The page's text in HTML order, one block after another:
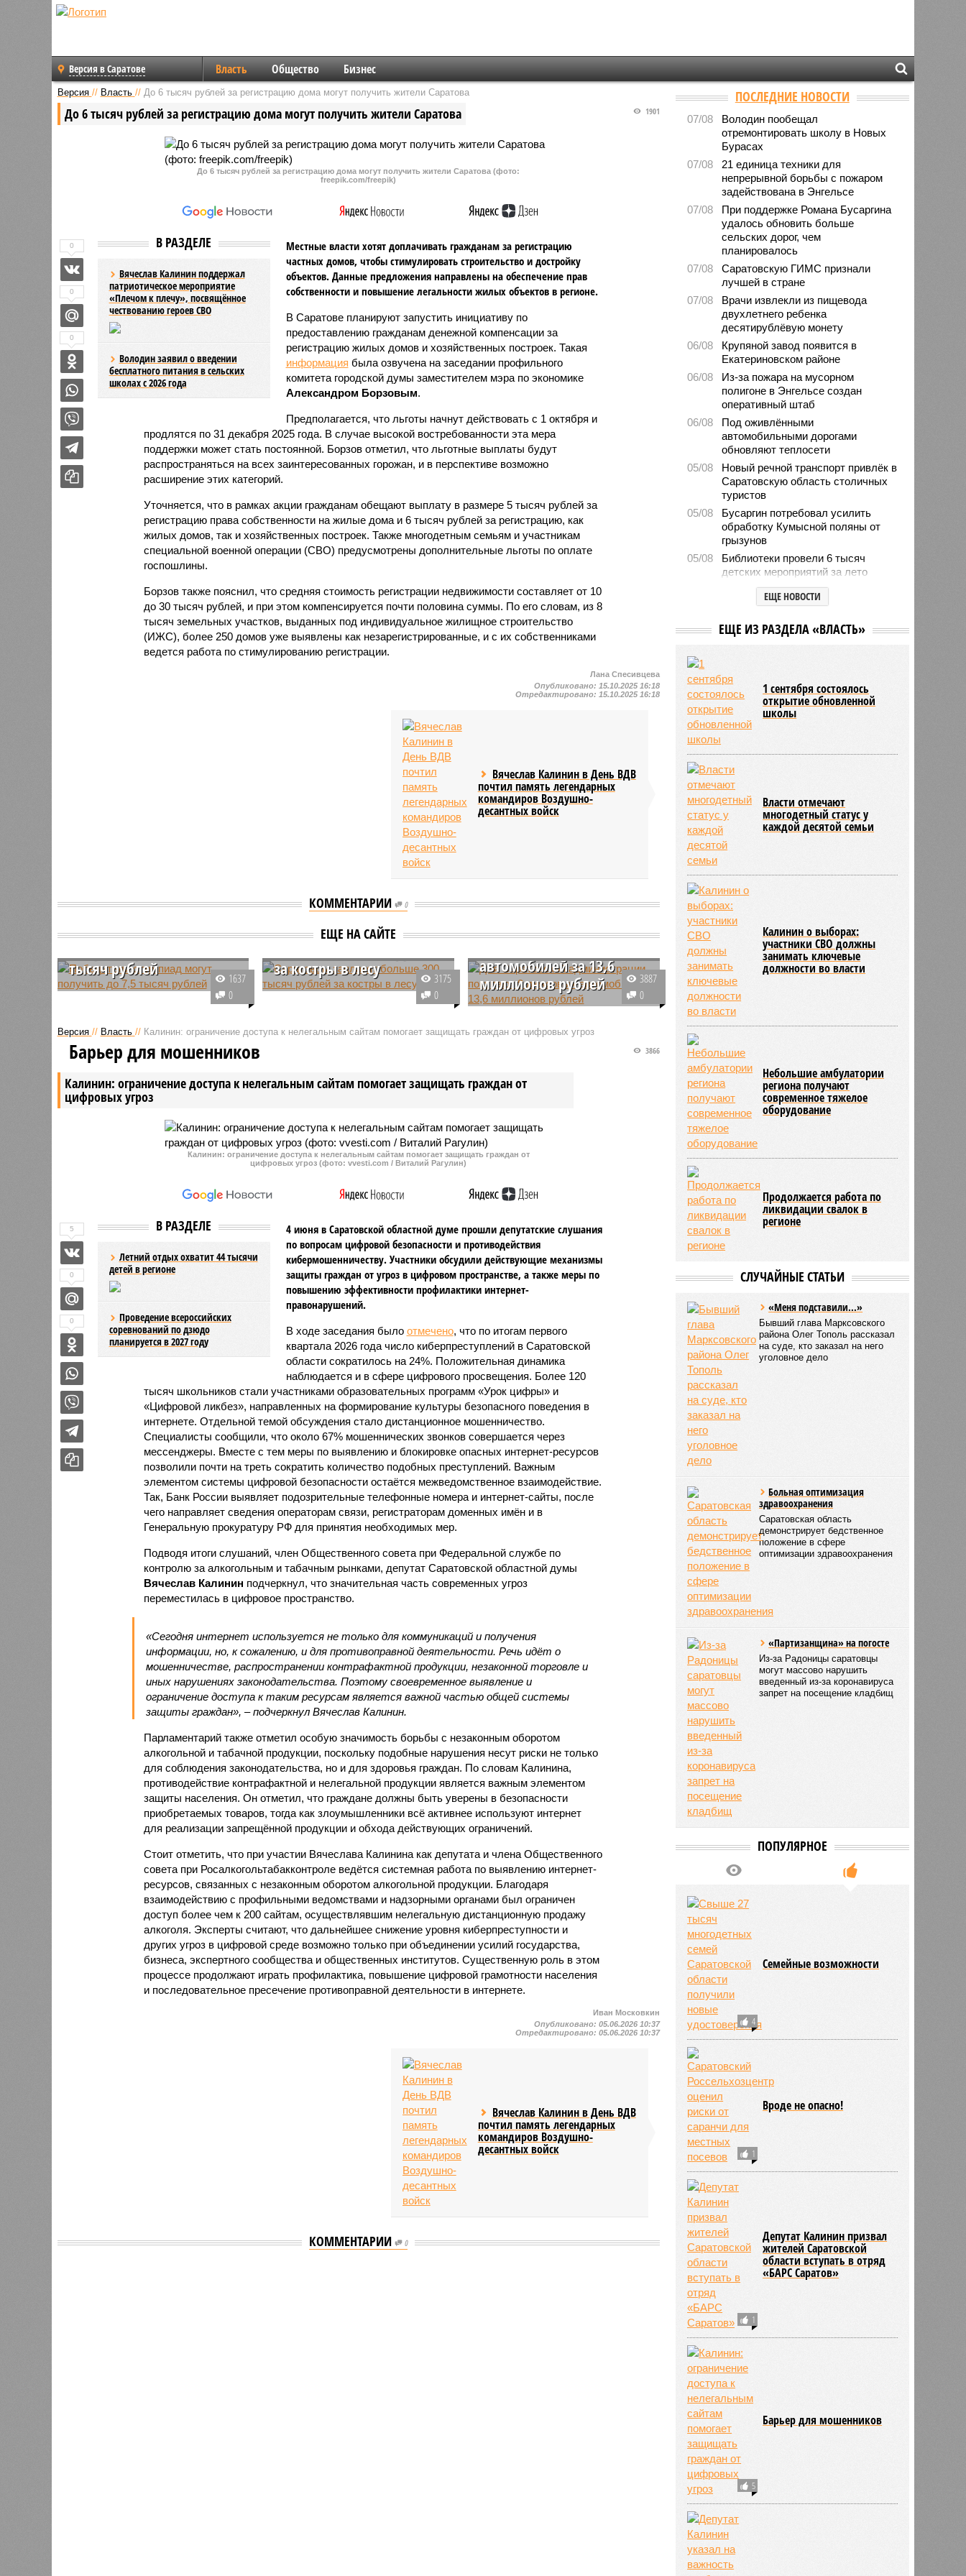
Версия в Саратове Власть Общество Бизнес
Версия // Власть // До 6 тысяч рублей за регистрацию дома могут получить жители Саратова
До 6 тысяч рублей за регистрацию дома могут получить жители Саратова 1901
До 6 тысяч рублей за регистрацию дома могут получить жители Саратова (фото:
freepik.com/freepik)
В РАЗДЕЛЕ
Вячеслав Калинин поддержал
патриотическое мероприятие
«Плечом к плечу», посвящённое
чествованию героев СВО
Володин заявил о введении
бесплатного питания в сельских
школах с 2026 года
Местные власти хотят доплачивать гражданам за регистрацию
частных домов, чтобы стимулировать строительство и достройку
объектов. Данные предложения направлены на обеспечение прав
собственности и повышение легальности жилых объектов в регионе.
В Саратове планируют запустить инициативу по
предоставлению гражданам денежной компенсации за
регистрацию жилых домов и хозяйственных построек. Такая
информация была озвучена на заседании профильного
комитета городской думы заместителем мэра по экономике
Александром Борзовым.
Предполагается, что льготы начнут действовать с 1 октября и
продлятся по 31 декабря 2025 года. В случае высокой востребованности эта мера
поддержки может стать постоянной. Борзов отметил, что льготные выплаты будут
распространяться на всех заинтересованных горожан, и в перспективе возможно
расширение этих категорий.
Уточняется, что в рамках акции гражданам обещают выплату в размере 5 тысяч рублей за
регистрацию права собственности на жилые дома и 6 тысяч рублей за регистрацию, как
жилых домов, так и хозяйственных построек. Также многодетным семьям и участникам
специальной военной операции (СВО) предусмотрены дополнительные льготы по оплате
госпошлины.
Борзов также пояснил, что средняя стоимость регистрации недвижимости составляет от 10
до 30 тысяч рублей, и при этом компенсируется почти половина суммы. По его словам, из 8
тысяч земельных участков, выданных под индивидуальное жилищное строительство
(ИЖС), более 250 домов уже выявлены как незарегистрированные, и с их собственниками
ведется работа по стимулированию регистрации.
0
0
0
Лана Спесивцева
Опубликовано: 15.10.2025 16:18
Отредактировано: 15.10.2025 16:18
Вячеслав Калинин в День ВДВ
почтил память легендарных
командиров Воздушно-
десантных войск
КОММЕНТАРИИ 0
ЕЩЕ НА САЙТЕ
Победители олимпиад
тысяч рублей
В Саратове реализуется
успехи на Всероссийской
олимпиаде.
1637
0
Саратовцы заплатят
за костры в лесу
Граждан Саратовской области с
противопожарного режима на
разведение констров и
3175
0
Для Саратовской
администрации
автомобилей за 13,6
миллионов рублей
МКУ «Транспортное управление»
администрации Саратова)
собирается приобрести 8
3887
0
Версия // Власть // Калинин: ограничение доступа к нелегальным сайтам помогает защищать граждан от цифровых угроз
Калинин: ограничение доступа к нелегальным сайтам помогает защищать граждан от
цифровых угроз
3866
Барьер для мошенников
Калинин: ограничение доступа к нелегальным сайтам помогает защищать граждан от
цифровых угроз (фото: vvesti.com / Виталий Рагулин)
В РАЗДЕЛЕ
Летний отдых охватит 44 тысячи
детей в регионе
Проведение всероссийских
соревнований по дзюдо
планируется в 2027 году
4 июня в Саратовской областной думе прошли депутатские слушания
по вопросам цифровой безопасности и противодействия
кибермошенничеству. Участники обсудили действующие механизмы
защиты граждан от угроз в цифровом пространстве, а также меры по
повышению эффективности профилактики интернет-
правонарушений.
В ходе заседания было отмечено, что по итогам первого
квартала 2026 года число киберпреступлений в Саратовской
области сократилось на 24%. Положительная динамика
наблюдается и в сфере цифрового просвещения. Более 120
тысяч школьников стали участниками образовательных программ «Урок цифры» и
«Цифровой ликбез», направленных на формирование культуры безопасного поведения в
интернете. Отдельной темой обсуждения стало дистанционное мошенничество.
Специалисты сообщили, что около 67% мошеннических звонков совершается через
мессенджеры. Вместе с тем меры по выявлению и блокировке опасных интернет-ресурсов
позволили почти на треть сократить количество подобных преступлений. Важным
элементом системы цифровой безопасности остаётся межведомственное взаимодействие.
Так, Банк России выявляет подозрительные телефонные номера и интернет-сайты, после
чего направляет сведения операторам связи, регистраторам доменных имён и в
Генеральную прокуратуру РФ для принятия необходимых мер.
Подводя итоги слушаний, член Общественного совета при Федеральной службе по
контролю за алкогольным и табачным рынками, депутат Саратовской областной думы
Вячеслав Калинин подчеркнул, что значительная часть современных угроз
переместилась в цифровое пространство.
«Сегодня интернет используется не только для коммуникаций и получения
информации, но, к сожалению, и для противоправной деятельности. Речь идёт о
мошенничестве, распространении контрафактной продукции, незаконной торговле и
иных нарушениях законодательства. Поэтому своевременное выявление и
ограничение доступа к таким ресурсам является важной частью общей системы
защиты граждан», – подчеркнул Вячеслав Калинин.
Парламентарий также отметил особую значимость борьбы с незаконным оборотом
алкогольной и табачной продукции, поскольку подобные нарушения несут риски не только
для соблюдения законодательства, но и для здоровья граждан. По словам Калинина,
противодействие контрафактной и нелегальной продукции является важным элементом
защиты населения. Он отметил, что граждане должны быть уверены в безопасности
приобретаемых товаров, тогда как злоумышленники всё активнее используют интернет
для реализации запрещённой продукции и обхода действующих ограничений.
Стоит отметить, что при участии Вячеслава Калинина как депутата и члена Общественного
совета при Росалкогольтабакконтроле ведётся системная работа по выявлению интернет-
ресурсов, связанных с незаконным оборотом алкогольной продукции. Благодаря
взаимодействию с профильными ведомствами и надзорными органами был ограничен
доступ более чем к 200 сайтам, осуществлявшим нелегальную дистанционную продажу
алкоголя. Эксперты считают, что дальнейшее снижение уровня киберпреступности и
других угроз в цифровой среде возможно только при объединении усилий государства,
бизнеса, экспертного сообщества и общественных институтов. Существенную роль в этом
процессе продолжают играть профилактика, повышение цифровой грамотности населения
и последовательное пресечение противоправной деятельности в интернете.
5
0
0
Иван Московкин
Опубликовано:05.06.2026 10:37
Отредактировано:05.06.2026 10:37
Вячеслав Калинин в День ВДВ
почтил память легендарных
командиров Воздушно-
десантных войск
КОММЕНТАРИИ 0
ПОСЛЕДНИЕ НОВОСТИ
07/08
Володин пообещал
отремонтировать школу в Новых
Бурасах
07/08
21 единица техники для
непрерывной борьбы с пожаром
задействована в Энгельсе
07/08
При поддержке Романа Бусаргина
удалось обновить больше
сельских дорог, чем
планировалось
07/08
Саратовскую ГИМС признали
лучшей в стране
07/08
Врачи извлекли из пищевода
двухлетнего ребенка
десятирублёвую монету
06/08
Крупяной завод появится в
Екатериновском районе
06/08
Из-за пожара на мусорном
полигоне в Энгельсе создан
оперативный штаб
06/08
Под оживлёнными
автомобильными дорогами
обновляют теплосети
05/08
Новый речной транспорт привлёк в
Саратовскую область столичных
туристов
05/08
Бусаргин потребовал усилить
обработку Кумысной поляны от
грызунов
05/08
Библиотеки провели 6 тысяч
детских мероприятий за лето
Власти формируют стратегию
развития медицины до 2030 года
обсудил с главой Ртищевского
04/08
Саратовская область заняла 12
место по внедрению Платформы
обратной связи
04/08
Ртищевскому району на ремонт
средства
ЕЩЕ НОВОСТИ
ЕЩЕ ИЗ РАЗДЕЛА «ВЛАСТЬ»
1 сентября состоялось
открытие обновленной
школы
Власти отмечают
многодетный статус у
каждой десятой семьи
Калинин о выборах:
участники СВО должны
занимать ключевые
должности во власти
Небольшие амбулатории
региона получают
современное тяжелое
оборудование
Продолжается работа по
ликвидации свалок в
регионе
СЛУЧАЙНЫЕ СТАТЬИ
«Меня подставили...»
Бывший глава Марксовского
района Олег Тополь рассказал
на суде, кто заказал на него
уголовное дело
Больная оптимизация
здравоохранения
Саратовская область
демонстрирует бедственное
положение в сфере
оптимизации здравоохранения
«Партизанщина» на погосте
Из-за Радоницы саратовцы
могут массово нарушить
введенный из-за коронавируса
запрет на посещение кладбищ
ПОПУЛЯРНОЕ
4
Семейные возможности
1
Вроде не опасно!
1
Депутат Калинин призвал
жителей Саратовской
области вступать в отряд
«БАРС Саратов»
5
Барьер для мошенников